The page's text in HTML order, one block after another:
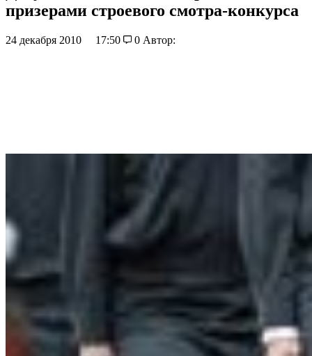
призерами строевого смотра-конкурса
24 декабря 2010 17:50 0 Автор: